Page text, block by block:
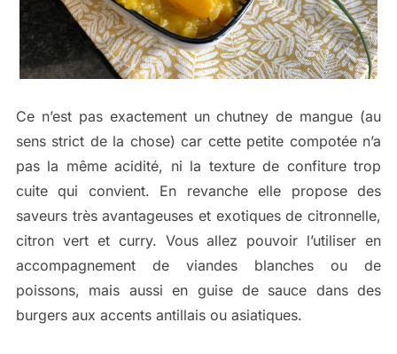
Ce n’est pas exactement un chutney de mangue (au
sens strict de la chose) car cette petite compotée n’a
pas la même acidité, ni la texture de confiture trop
cuite qui convient. En revanche elle propose des
saveurs très avantageuses et exotiques de citronnelle,
citron vert et curry. Vous allez pouvoir l’utiliser en
accompagnement de viandes blanches ou de
poissons, mais aussi en guise de sauce dans des
burgers aux accents antillais ou asiatiques.